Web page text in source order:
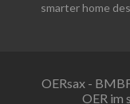
smarter home
OERsax -
OER im